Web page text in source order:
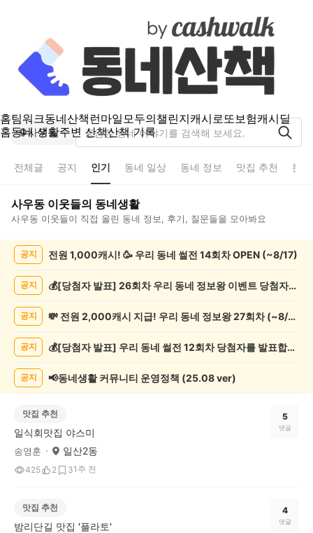
홈팀워크동네산책런마일모두의챌린지캐시로또보험캐시딜
홈동네 생활주변 산책산책 기록
사우동
전체글 공지 인기 동네 일상 동네 정보 맛집 추천 분
사우동 이웃들의 동네생활
사우동 이웃들이 직접 올린 동네 정보, 후기, 질문들을 모아봐요
공지 전원 1,000캐시! 🥳 우리 동네 썰전 14회차 OPEN (~8/17)
공지 💰[당첨자 발표] 26회차 우리 동네 정보왕 이벤트 당첨자를 발표합니다!
공지 💸 전원 2,000캐시 지급! 우리 동네 정보왕 27회차 (~8/10)
공지 💰[당첨자 발표] 우리 동네 썰전 12회차 당첨자를 발표합니다!
공지 📢동네생활 커뮤니티 운영정책 (25.08 ver)
맛집 추천
일식회맛집 야스미
송영훈 일산2동
425 2 31주 전
5
댓글
맛집 추천
밤리단길 맛집 '플라토'
4
댓글